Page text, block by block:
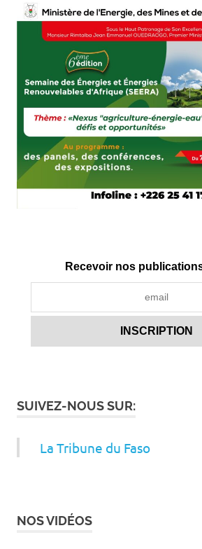
Recevoir nos
SUIVEZ-NOUS SUR:
La Tribune du Faso
NOS VIDÉOS